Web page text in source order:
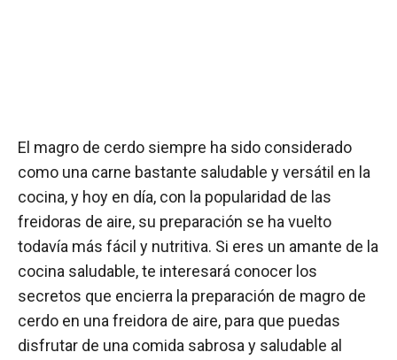
El magro de cerdo siempre ha sido considerado
como una carne bastante saludable y versátil en la
cocina, y hoy en día, con la popularidad de las
freidoras de aire, su preparación se ha vuelto
todavía más fácil y nutritiva. Si eres un amante de la
cocina saludable, te interesará conocer los
secretos que encierra la preparación de magro de
cerdo en una freidora de aire, para que puedas
disfrutar de una comida sabrosa y saludable al